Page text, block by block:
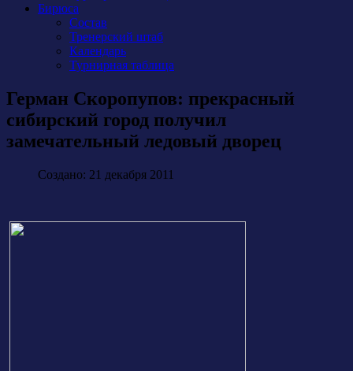
Бирюса
Состав
Тренерский штаб
Календарь
Турнирная таблица
Герман Скоропупов: прекрасный
сибирский город получил
замечательный ледовый дворец
Создано: 21 декабря 2011